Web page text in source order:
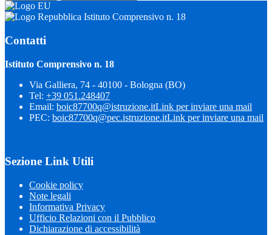
Istituto Comprensivo n. 18
Contatti
Istituto Comprensivo n. 18
Via Galliera, 74 - 40100 - Bologna (BO)
Tel: +39 051.248407
Email: boic87700q@istruzione.itLink per inviare una mail
PEC: boic87700q@pec.istruzione.itLink per inviare una mail
Sezione Link Utili
Cookie policy
Note legali
Informativa Privacy
Ufficio Relazioni con il Pubblico
Dichiarazione di accessibilità